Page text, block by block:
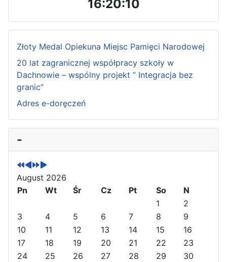
16:20:11
Złoty Medal Opiekuna Miejsc Pamięci Narodowej
20 lat zagranicznej współpracy szkoły w
Dachnowie – wspólny projekt ” Integracja bez
granic”
Adres e-doręczeń
-
P
r
e
v
i
o
s
Y
e
a
P
e
v
i
o
M
o
n
N
x
t
Y
N
x
t
M
August 2026
Pn
Wt Śr Cz Pt So
N
1
2
3
4 5 6 7 8
9
10
11 12 13 14 15
16
17
18 19 20 21 22
23
24
25 26 27 28 29
30